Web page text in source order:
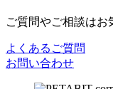
ご質問やご相談はお
よくあるご質問
お問い合わせ